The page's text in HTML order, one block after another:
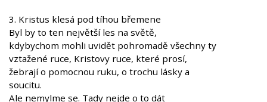
3. Kristus klesá pod tíhou břemene
Byl by to ten největší les na světě,
kdybychom mohli uvidět pohromadě všechny ty
vztažené ruce, Kristovy ruce, které prosí,
žebrají o pomocnou ruku, o trochu lásky a
soucitu.
Ale nemylme se. Tady nejde o to dát